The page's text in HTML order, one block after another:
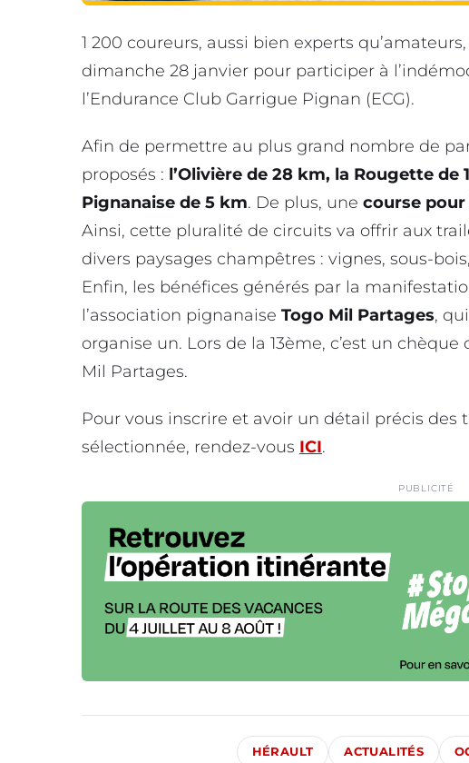
1 200 coureurs, aussi bien experts
dimanche 28 janvier pour participer à
l’Endurance Club Garrigue Pignan (ECG).
Afin de permettre au plus grand nombre de
proposés : l’Olivière de 28 km, la Rougette de
Pignanaise de 5 km. De plus, une course
Ainsi, cette pluralité de circuits va offrir aux
divers paysages champêtres : vignes, sous-
Enfin, les bénéfices générés par la
l’association pignanaise Togo Mil Partages,
organise un. Lors de la 13ème, c’est un
Mil Partages.
Pour vous inscrire et avoir un détail précis des
sélectionnée, rendez-vous ICI.
PUBLICITÉ
HÉRAULT ACTUALITÉS